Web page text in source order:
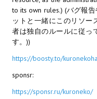
НОВОСТИ ПОРТАЛА
Новости
Новости Архив
to its own rules.) (バグ報
ットと一緒にこのリソー
者は独自のルールに従っ
す。))
https://boosty.to/
sponsr:
https://sponsr.ru/kuroneko/